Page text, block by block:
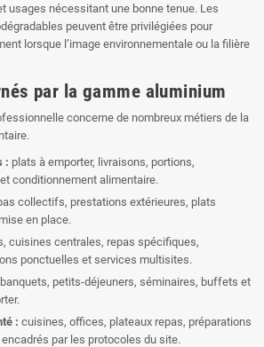
usages nécessitant une bonne tenue. Les
peuvent être privilégiées pour
lorsque l’image environnementale ou la filière
par la gamme aluminium
concerne de nombreux métiers de la
: plats à emporter, livraisons, portions,
conditionnement alimentaire.
collectifs, prestations extérieures, plats
en place.
cuisines centrales, repas spécifiques,
ponctuelles et services multisites.
petits-déjeuners, séminaires, buffets et
: cuisines, offices, plateaux repas, préparations
par les protocoles du site.